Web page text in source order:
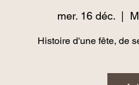
mer. 16 déc.
  |
Histoire d'une fête, de